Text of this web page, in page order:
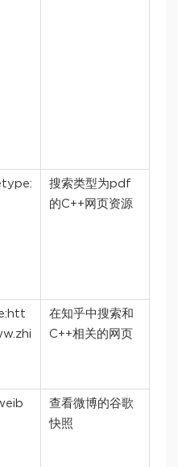
搜索类型为pdf
的C++网页资源
在知乎中搜索和
C++相关的网页
查看微博的谷歌
快照